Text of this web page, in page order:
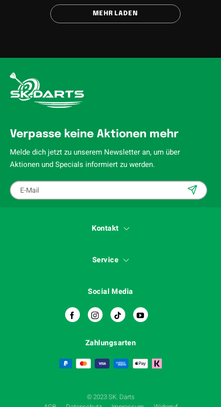
MEHR LADEN
Verpasse keine Aktionen mehr
Melde dich jetzt zu unserem Newsletter an, um über
Aktionen und Specials informiert zu werden.
Kontakt
Service
Social Media
Zahlungsarten
© 2023 SK. Darts